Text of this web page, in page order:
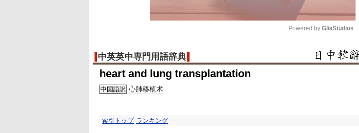
Mute
Powered by GliaStudios
中英英中専門用語辞典
heart and lung transplantation
中国語訳 心肺移植术
索引トップ ランキング